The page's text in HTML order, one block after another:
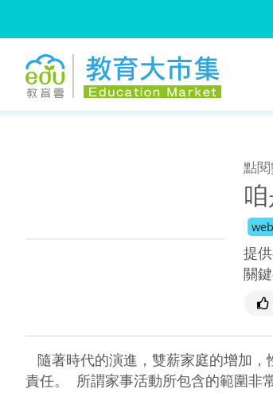
點
web
提供
關鍵
責任。  所謂家事活動所包含的範圍非